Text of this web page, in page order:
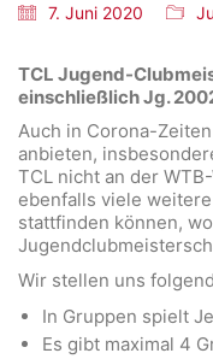
7. Juni 2020
TCL Jugend-
einschließlich Jg.
Auch in Corona-
anbieten,
TCL nicht an der
ebenfalls viele
stattfinden können,
Wir stellen uns
In Gruppen spielt
Es gibt maximal 4